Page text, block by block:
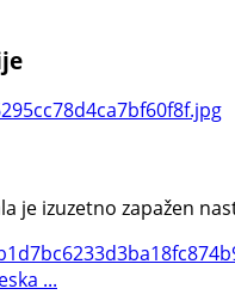
je izuzetno zapažen
...